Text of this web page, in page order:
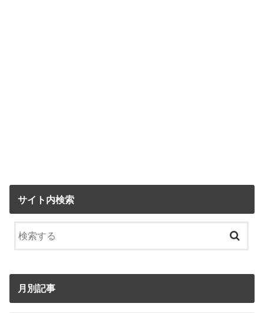
サイト内検索
月別記事